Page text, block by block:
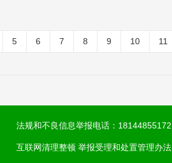
5 6 7 8 9 10 11
法规和不良信息举报电话：18144855172
互联网清理整顿 举报受理和处置管理办法